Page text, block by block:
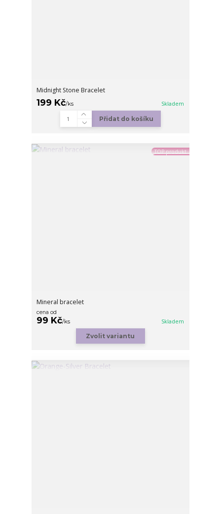
Midnight Stone Bracelet
199 Kč/ks Skladem
Přidat do košíku
TOP produkt
Mineral bracelet
cena od
99 Kč/ks Skladem
Zvolit variantu